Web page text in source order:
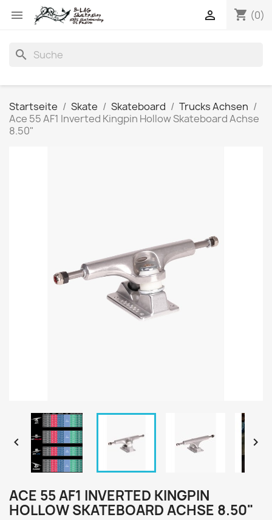
 shopping_cart (0)

search
Startseite Skate Skateboard
Trucks Achsen
Ace 55 AF1 Inverted Kingpin Hollow Skateboard Achse
8.50"
 
ACE 55 AF1 INVERTED KINGPIN
HOLLOW SKATEBOARD ACHSE 8.50"